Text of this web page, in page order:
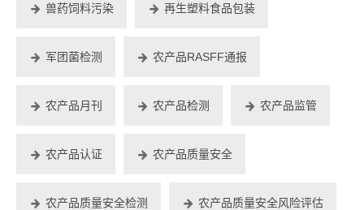
兽药饲料污染 再生塑料食品包装
军团菌检测 农产品RASFF通报
农产品月刊 农产品检测 农产品监管
农产品认证 农产品质量安全
农产品质量安全检测 农产品质量安全风险评估